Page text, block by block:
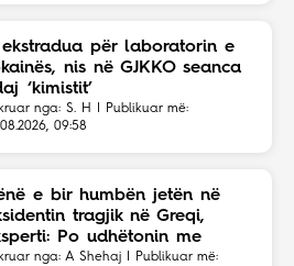
për laboratorin e
nis në GJKKO seanca
‘kimistit’
nga: S. H | Publikuar më:
09:58
e bir humbën jetën në
tragjik në Greqi,
Po udhëtonin me
të lartë
nga: A Shehaj | Publikuar më: